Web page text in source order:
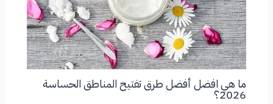
ما هي افضل أفضل طرق تفتيح المناطق الحساسة
2026؟